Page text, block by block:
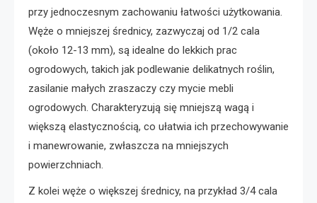
przy jednoczesnym zachowaniu łatwości użytkowania.
Węże o mniejszej średnicy, zazwyczaj od 1/2 cala
(około 12-13 mm), są idealne do lekkich prac
ogrodowych, takich jak podlewanie delikatnych roślin,
zasilanie małych zraszaczy czy mycie mebli
ogrodowych. Charakteryzują się mniejszą wagą i
większą elastycznością, co ułatwia ich przechowywanie
i manewrowanie, zwłaszcza na mniejszych
powierzchniach.
Z kolei węże o większej średnicy, na przykład 3/4 cala